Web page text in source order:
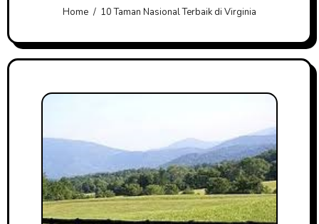
Home 10 Taman Nasional Terbaik di Virginia